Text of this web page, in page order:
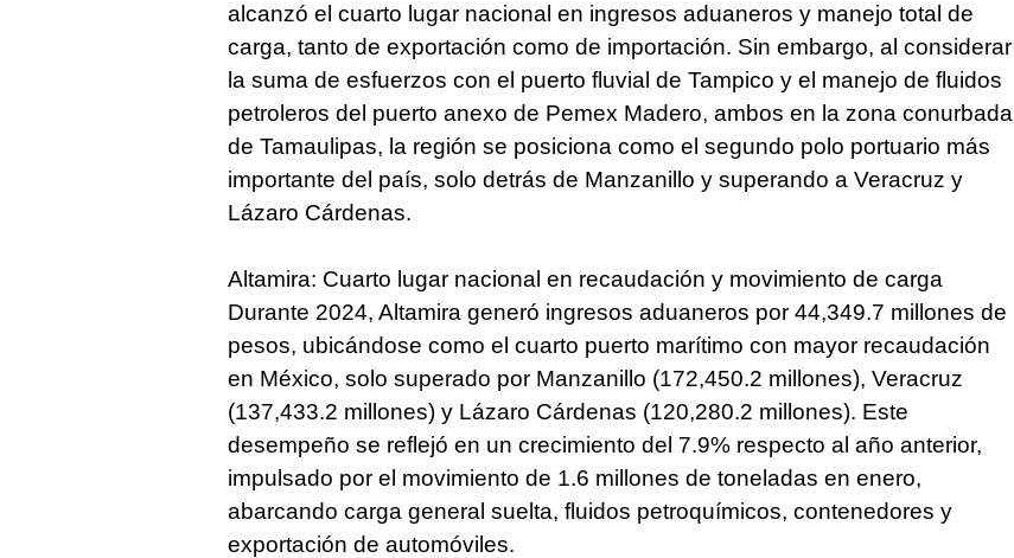
alcanzó el cuarto lugar nacional en ingresos aduaneros y manejo total de
carga, tanto de exportación como de importación. Sin embargo, al considerar
la suma de esfuerzos con el puerto fluvial de Tampico y el manejo de fluidos
petroleros del puerto anexo de Pemex Madero, ambos en la zona conurbada
de Tamaulipas, la región se posiciona como el segundo polo portuario más
importante del país, solo detrás de Manzanillo y superando a Veracruz y
Lázaro Cárdenas.
Altamira: Cuarto lugar nacional en recaudación y movimiento de carga
Durante 2024, Altamira generó ingresos aduaneros por 44,349.7 millones de
pesos, ubicándose como el cuarto puerto marítimo con mayor recaudación
en México, solo superado por Manzanillo (172,450.2 millones), Veracruz
(137,433.2 millones) y Lázaro Cárdenas (120,280.2 millones). Este
desempeño se reflejó en un crecimiento del 7.9% respecto al año anterior,
impulsado por el movimiento de 1.6 millones de toneladas en enero,
abarcando carga general suelta, fluidos petroquímicos, contenedores y
exportación de automóviles.